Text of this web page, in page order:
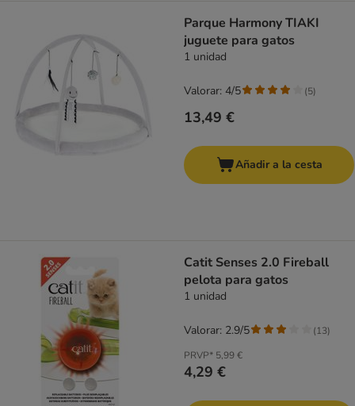
Parque Harmony TIAKI
juguete para gatos
1 unidad
13,49 €
Valorar: 4/5 (5)
Añadir a la cesta
Catit Senses 2.0 Fireball
pelota para gatos
1 unidad
PRVP* 5,99 €
4,29 €
Valorar: 2.9/5 (13)